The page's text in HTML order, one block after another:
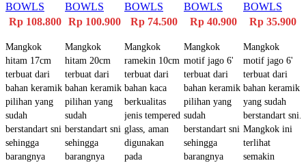
17CM
BOWLS
Rp 108.800
Mangkok
hitam 17cm
terbuat dari
bahan keramik
pilihan yang
sudah
berstandart sni
sehingga
barangnya
20CM
BOWLS
Rp 100.900
Mangkok
hitam 20cm
terbuat dari
bahan keramik
pilihan yang
sudah
berstandart sni
sehingga
barangnya
RAMEKIN
10CM
BOWLS
Rp 74.500
Mangkok
ramekin 10cm
terbuat dari
bahan kaca
berkualitas
jenis tempered
glass, aman
digunakan
pada
JAGO 6′
BOWLS
Rp 40.900
Mangkok
motif jago 6'
terbuat dari
bahan keramik
pilihan yang
sudah
berstandart sni
sehingga
barangnya
JAGO 6′
BOWLS
Rp 35.900
Mangkok
motif jago 6'
terbuat dari
bahan keramik
yang sudah
berstandart sni.
Mangkok ini
terlihat
semakin